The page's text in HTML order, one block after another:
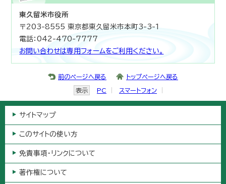
東久留米市役所
〒203-8555 東京都東久留米市本町3-3-1
電話：042-470-7777
お問い合わせは専用フォームをご利用ください。
前のページへ戻る トップページへ戻る
表示 PC スマートフォン
サイトマップ
このサイトの使い方
免責事項・リンクについて
著作権について